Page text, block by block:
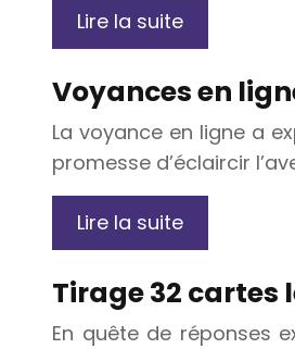
Lire la suite
Voyances en
La voyance en ligne a
promesse d’éclaircir
Lire la suite
Tirage 32 cartes
En quête de réponses